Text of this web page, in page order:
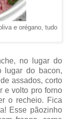
e orégano, tudo
no lugar do
lugar do bacon,
assados, corto
e volto pro forno
o recheio. Fica
Esse pãozinho